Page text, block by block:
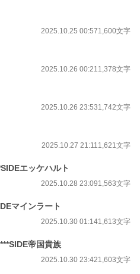
2025.10.25 00:571,600文字
2025.10.26 00:211,378文字
2025.10.26 23:531,742文字
2025.10.27 21:111,621文字
エッケハルト
2025.10.28 23:091,563文字
マインラート
2025.10.30 01:141,613文字
帝国貴族
2025.10.30 23:421,603文字